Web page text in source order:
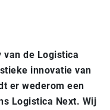
de Logistica
innovatie van
er wederom een
Logistica Next. Wij